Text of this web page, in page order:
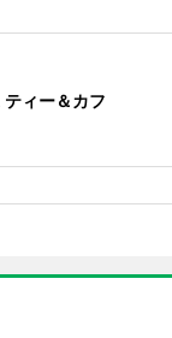
ィー＆カフ